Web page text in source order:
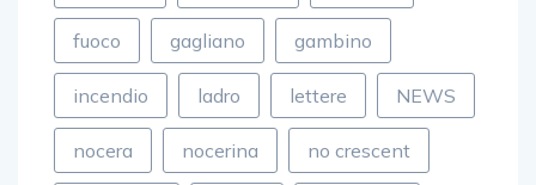
fuoco gagliano gambino
incendio ladro lettere NEWS
nocera nocerina no crescent